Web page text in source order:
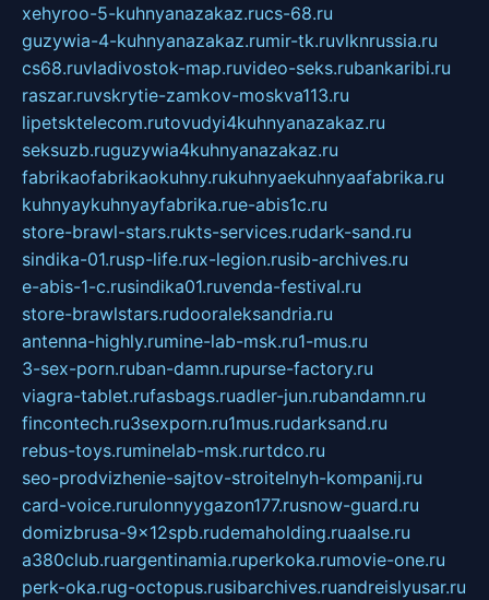
xehyroo-5-kuhnyanazakaz.rucs-68.ru
guzywia-4-kuhnyanazakaz.rumir-tk.ruvlknrussia.ru
cs68.ruvladivostok-map.ruvideo-seks.rubankaribi.ru
raszar.ruvskrytie-zamkov-moskva113.ru
lipetsktelecom.rutovudyi4kuhnyanazakaz.ru
seksuzb.ruguzywia4kuhnyanazakaz.ru
fabrikaofabrikaokuhny.rukuhnyaekuhnyaafabrika.ru
kuhnyaykuhnyayfabrika.rue-abis1c.ru
store-brawl-stars.rukts-services.rudark-sand.ru
sindika-01.rusp-life.rux-legion.rusib-archives.ru
e-abis-1-c.rusindika01.ruvenda-festival.ru
store-brawlstars.rudooraleksandria.ru
antenna-highly.rumine-lab-msk.ru1-mus.ru
3-sex-porn.ruban-damn.rupurse-factory.ru
viagra-tablet.rufasbags.ruadler-jun.rubandamn.ru
fincontech.ru3sexporn.ru1mus.rudarksand.ru
rebus-toys.ruminelab-msk.rurtdco.ru
seo-prodvizhenie-sajtov-stroitelnyh-kompanij.ru
card-voice.rurulonnyygazon177.rusnow-guard.ru
domizbrusa-9x12spb.rudemaholding.ruaalse.ru
a380club.ruargentinamia.ruperkoka.rumovie-one.ru
perk-oka.rug-octopus.rusibarchives.ruandreislyusar.ru